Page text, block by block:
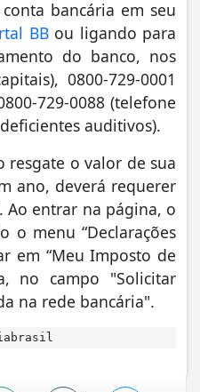
bancária em seu
BBou ligando para
do banco, nos
0800-729-0001
729-0088 (telefone
auditivos).
resgate o valor de sua
ano, deverá requerer
Ao entrar na página, o
o menu “Declarações
em “Meu Imposto de
no campo "Solicitar
na rede bancária".